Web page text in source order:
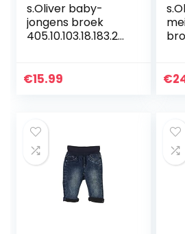
s.Oliver baby-
jongens broek
405.10.103.18.183.20
€15.99 €